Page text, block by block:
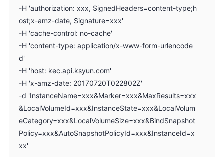
-H 'authorization: xxx, SignedHeaders=content-type;h
ost;x-amz-date, Signature=xxx'
-H 'cache-control: no-cache'
-H 'content-type: application/x-www-form-urlencode
d'
-H 'host: kec.api.ksyun.com'
-H 'x-amz-date: 20170720T022802Z'
-d 'InstanceName=xxx&Marker=xxx&MaxResults=xxx
&LocalVolumeId=xxx&InstanceState=xxx&LocalVolum
eCategory=xxx&LocalVolumeSize=xxx&BindSnapshot
Policy=xxx&AutoSnapshotPolicyId=xxx&InstanceId=x
xx'